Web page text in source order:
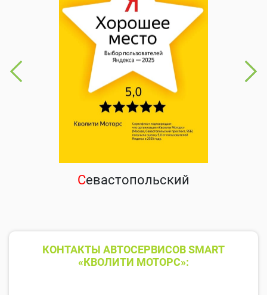
Севастопольский
КОНТАКТЫ АВТОСЕРВИСОВ SMART
«КВОЛИТИ МОТОРС»: